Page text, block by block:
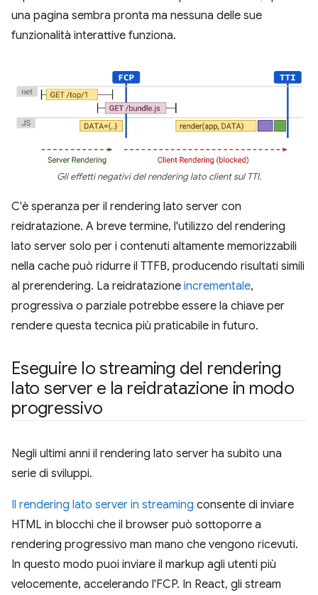
una pagina sembra pronta ma nessuna delle sue
funzionalità interattive funziona.
Gli effetti negativi del rendering lato client sul TTI.
C'è speranza per il rendering lato server con
reidratazione. A breve termine, l'utilizzo del rendering
lato server solo per i contenuti altamente memorizzabili
nella cache può ridurre il TTFB, producendo risultati simili
al prerendering. La reidratazione incrementale,
progressiva o parziale potrebbe essere la chiave per
rendere questa tecnica più praticabile in futuro.
Eseguire lo streaming del rendering
lato server e la reidratazione in modo
progressivo
Negli ultimi anni il rendering lato server ha subito una
serie di sviluppi.
Il rendering lato server in streaming consente di inviare
HTML in blocchi che il browser può sottoporre a
rendering progressivo man mano che vengono ricevuti.
In questo modo puoi inviare il markup agli utenti più
velocemente, accelerando l'FCP. In React, gli stream